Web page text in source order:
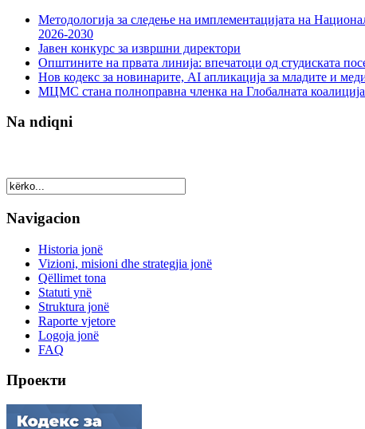
Методологија за следење на имплементацијата на
2026-2030
Јавен конкурс за извршни директори
Општините на првата линија: впечатоци од студиската
Нов кодекс за новинарите, AI апликација за младите и
МЦМС стана полноправна членка на Глобалната
Na ndiqni
Navigacion
Historia jonë
Vizioni, misioni dhe strategjia jonë
Qëllimet tona
Statuti ynë
Struktura jonë
Raporte vjetore
Logoja jonë
FAQ
Проекти